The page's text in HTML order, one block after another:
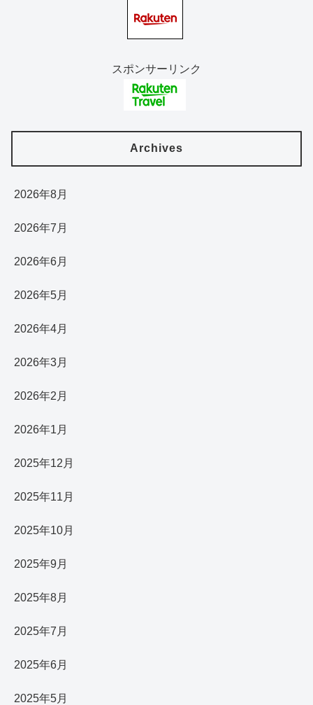
スポンサーリンク
Archives
2026年8月
2026年7月
2026年6月
2026年5月
2026年4月
2026年3月
2026年2月
2026年1月
2025年12月
2025年11月
2025年10月
2025年9月
2025年8月
2025年7月
2025年6月
2025年5月